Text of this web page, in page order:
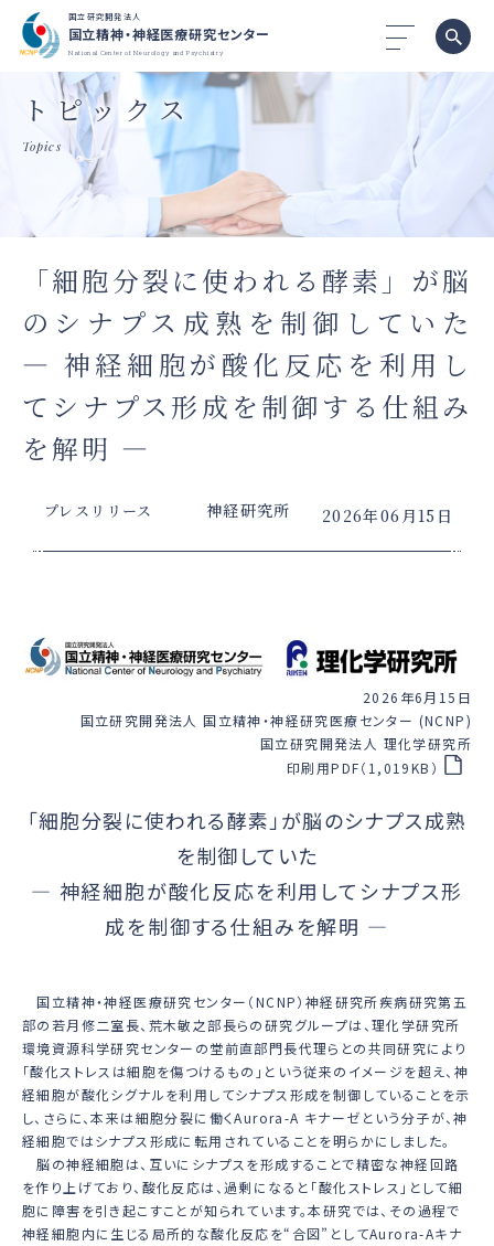
国立研究開発法人
国立精神・神経医療研究センター
National Center of Neurology and Psychiatry
トピックス
Topics
「細胞分裂に使われる酵素」が脳
のシナプス成熟を制御していた
― 神経細胞が酸化反応を利用し
てシナプス形成を制御する仕組み
を解明 ―
プレスリリース 神経研究所 2026年06月15日
2026年6月15日
国立研究開発法人 国立精神・神経研究医療センター (NCNP)
国立研究開発法人 理化学研究所
印刷用PDF（1,019KB）
「細胞分裂に使われる酵素」が脳のシナプス成熟
を制御していた
― 神経細胞が酸化反応を利用してシナプス形
成を制御する仕組みを解明 ―
国立精神・神経医療研究センター（NCNP）神経研究所疾病研究第五
部の若月修二室長、荒木敏之部長らの研究グループは、理化学研究所
環境資源科学研究センターの堂前直部門長代理らとの共同研究により
「酸化ストレスは細胞を傷つけるもの」という従来のイメージを超え、神
経細胞が酸化シグナルを利用してシナプス形成を制御していることを示
し、さらに、本来は細胞分裂に働くAurora-A キナーゼという分子が、神
経細胞ではシナプス形成に転用されていることを明らかにしました。
脳の神経細胞は、互いにシナプスを形成することで精密な神経回路
を作り上げており、酸化反応は、過剰になると「酸化ストレス」として細
胞に障害を引き起こすことが知られています。本研究では、その過程で
神経細胞内に生じる局所的な酸化反応を“合図”としてAurora-Aキナ